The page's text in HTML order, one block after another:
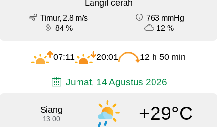
Langit cerah
Timur, 2.8 m/s
763 mmHg
84 %
12 %
07:11 20:01 12 h 50 min
Jumat, 14 Agustus 2026
Siang
13:00 +29°C